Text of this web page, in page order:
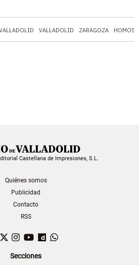
VALLADOLID ZARAGOZA
Castellana de Impresiones, S.L.
Quiénes somos
Publicidad
Contacto
RSS
Facebook
TwitterInstagram
YouTubeDailymotion
Secciones